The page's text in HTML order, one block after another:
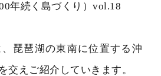
年続く島づくり）vol.18
琵琶湖の東南に位置する沖
交えご紹介していきます。